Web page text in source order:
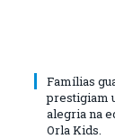
Famílias
prestigiam
alegria na
Orla Kids.